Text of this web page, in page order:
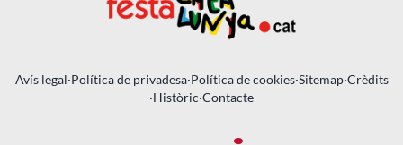
Avís legal·Política de privadesa·Política de cookies·Sitemap·Crèdits
·Històric·Contacte